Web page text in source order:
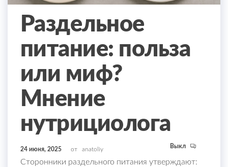
Раздельное
питание: польза
или миф?
Мнение
нутрициолога
24 июня, 2025 от anatoliy Выкл
Сторонники раздельного питания утверждают: